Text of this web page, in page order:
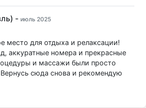
- июль 2025
место для отдыха и релаксации!
аккуратные номера и прекрасные
и массажи были просто
сюда снова и рекомендую